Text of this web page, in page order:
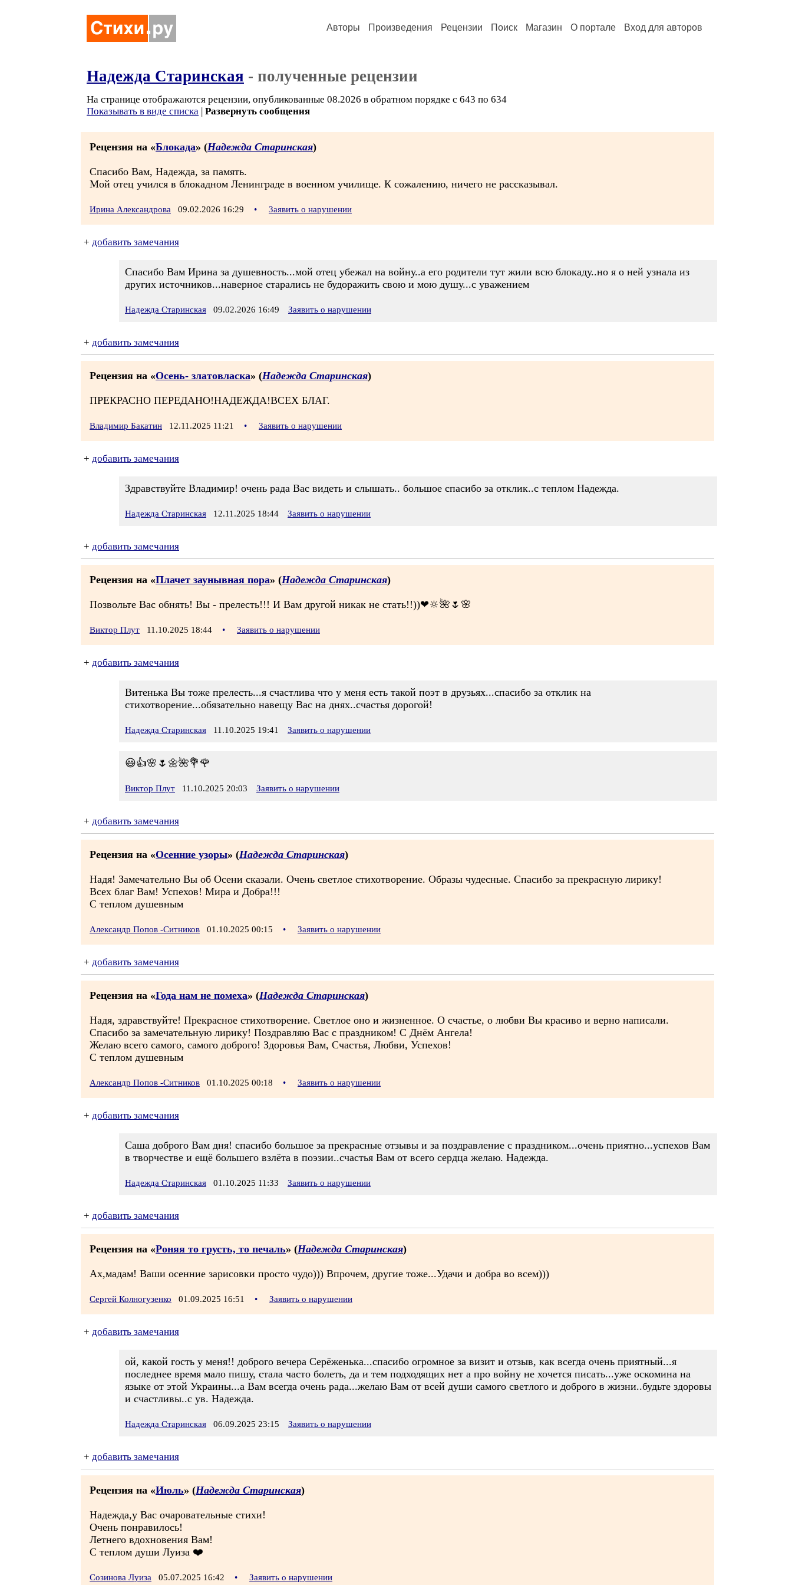
Авторы Произведения Рецензии Поиск Магазин О портале Вход для авторов
Надежда Старинская - полученные рецензии
На странице отображаются рецензии, опубликованные 08.2026 в обратном порядке с 643 по 634
Показывать в виде списка | Развернуть сообщения
Рецензия на «Блокада» (Надежда Старинская)
Спасибо Вам, Надежда, за память.
Мой отец учился в блокадном Ленинграде в военном училище. К сожалению, ничего не рассказывал.
Ирина Александрова 09.02.2026 16:29 • Заявить о нарушении
+ добавить замечания
Спасибо Вам Ирина за душевность...мой отец убежал на войну..а его родители тут жили всю блокаду..но я о ней узнала из
других источников...наверное старались не будоражить свою и мою душу...с уважением
Надежда Старинская 09.02.2026 16:49 Заявить о нарушении
+ добавить замечания
Рецензия на «Осень- златовласка» (Надежда Старинская)
ПРЕКРАСНО ПЕРЕДАНО!НАДЕЖДА!ВСЕХ БЛАГ.
Владимир Бакатин 12.11.2025 11:21 • Заявить о нарушении
+ добавить замечания
Здравствуйте Владимир! очень рада Вас видеть и слышать.. большое спасибо за отклик..с теплом Надежда.
Надежда Старинская 12.11.2025 18:44 Заявить о нарушении
+ добавить замечания
Рецензия на «Плачет заунывная пора» (Надежда Старинская)
Позвольте Вас обнять! Вы - прелесть!!! И Вам другой никак не стать!!))❤🔆🌺🌷🌸
Виктор Плут 11.10.2025 18:44 • Заявить о нарушении
+ добавить замечания
Витенька Вы тоже прелесть...я счастлива что у меня есть такой поэт в друзьях...спасибо за отклик на
стихотворение...обязательно навещу Вас на днях..счастья дорогой!
Надежда Старинская 11.10.2025 19:41 Заявить о нарушении
😃👍🌸🌷🌼🌺💐🌹
Виктор Плут 11.10.2025 20:03 Заявить о нарушении
+ добавить замечания
Рецензия на «Осенние узоры» (Надежда Старинская)
Надя! Замечательно Вы об Осени сказали. Очень светлое стихотворение. Образы чудесные. Спасибо за прекрасную лирику!
Всех благ Вам! Успехов! Мира и Добра!!!
С теплом душевным
Александр Попов -Ситников 01.10.2025 00:15 • Заявить о нарушении
+ добавить замечания
Рецензия на «Года нам не помеха» (Надежда Старинская)
Надя, здравствуйте! Прекрасное стихотворение. Светлое оно и жизненное. О счастье, о любви Вы красиво и верно написали.
Спасибо за замечательную лирику! Поздравляю Вас с праздником! С Днём Ангела!
Желаю всего самого, самого доброго! Здоровья Вам, Счастья, Любви, Успехов!
С теплом душевным
Александр Попов -Ситников 01.10.2025 00:18 • Заявить о нарушении
+ добавить замечания
Саша доброго Вам дня! спасибо большое за прекрасные отзывы и за поздравление с праздником...очень приятно...успехов Вам
в творчестве и ещё большего взлёта в поэзии..счастья Вам от всего сердца желаю. Надежда.
Надежда Старинская 01.10.2025 11:33 Заявить о нарушении
+ добавить замечания
Рецензия на «Роняя то грусть, то печаль» (Надежда Старинская)
Ах,мадам! Ваши осенние зарисовки просто чудо))) Впрочем, другие тоже...Удачи и добра во всем)))
Сергей Колногузенко 01.09.2025 16:51 • Заявить о нарушении
+ добавить замечания
ой, какой гость у меня!! доброго вечера Серёженька...спасибо огромное за визит и отзыв, как всегда очень приятный...я
последнее время мало пишу, стала часто болеть, да и тем подходящих нет а про войну не хочется писать...уже оскомина на
языке от этой Украины...а Вам всегда очень рада...желаю Вам от всей души самого светлого и доброго в жизни..будьте здоровы
и счастливы..с ув. Надежда.
Надежда Старинская 06.09.2025 23:15 Заявить о нарушении
+ добавить замечания
Рецензия на «Июль» (Надежда Старинская)
Надежда,у Вас очаровательные стихи!
Очень понравилось!
Летнего вдохновения Вам!
С теплом души Луиза ❤️
Созинова Луиза 05.07.2025 16:42 • Заявить о нарушении